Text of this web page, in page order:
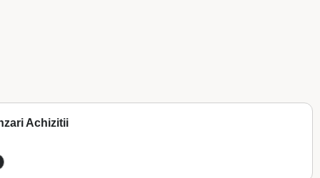
Achizitii